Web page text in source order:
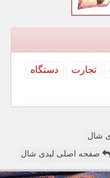
تجارت
دستگاه
شال
صفحه اصلی لیدی شال